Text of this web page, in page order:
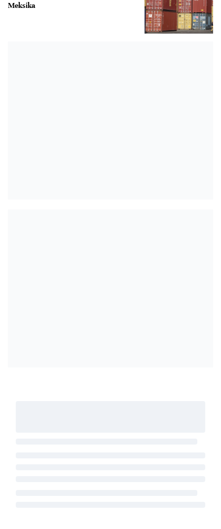
Meksika